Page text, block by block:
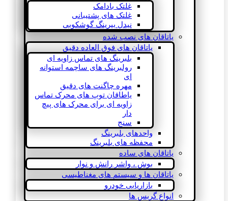
غلتک بادامک
غلتک های پشتیبانی
نیدل بیرینگ گوشکوبی
یاتاقان های نصب شده
یاتاقان های فوق العاده دقیق
بلبرینگ های تماس زاویه ای
رولبرینگ های ساچمه استوانه
ای
مهره چاگنت های دقیق
یاطاقان توپ های محرک تماس
زاویه ای برای محرک های پیچ
دار
سنج
واحدهای بلبرینگ
محفظه های بلبرینگ
یاتاقان های ساده
بوش ، واشر رانش و نوار
یاتاقان ها و سیستم های مغناطیسی
بازاریابی خودرو
انواع گریس ها